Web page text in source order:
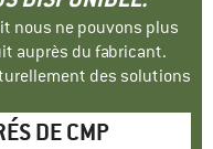
nous ne pouvons plus
auprès du fabricant.
des solutions
DE CMP